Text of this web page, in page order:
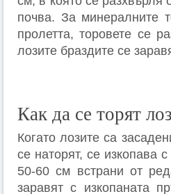
почва. За минералните
пролетта, торовете се
лозите браздите се
Как да се торят
Когато лозите са
се наторят, се изкопава
50-60 см встрани от
заравят с изкопаната